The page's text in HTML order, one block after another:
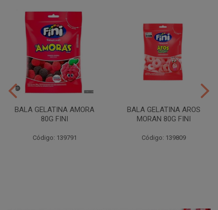
BALA GELATINA AMORA
80G FINI
Código: 139791
BALA GELATINA AROS
MORAN 80G FINI
Código: 139809